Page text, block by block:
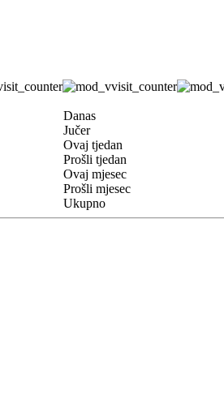
Danas
Jučer
Ovaj tjedan
Prošli tjedan
Ovaj mjesec
Prošli mjesec
Ukupno